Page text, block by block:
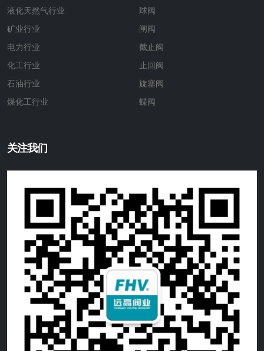
液化天然气行业
矿业行业
电力行业
化工行业
石油行业
煤化工行业
球阀
闸阀
截止阀
止回阀
旋塞阀
蝶阀
关注我们